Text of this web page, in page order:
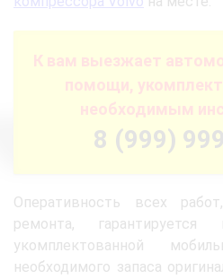
К вам выезжает
помощи,
необходимым
8 (999)
Оперативность всех
ремонта, гарантируется
укомплектованной
необходимого запаса